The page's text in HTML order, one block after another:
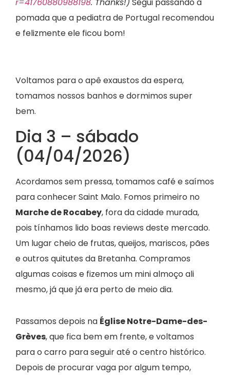
r=41760880988198. Thanks!) Segui passando a
pomada que a pediatra de Portugal recomendou
e felizmente ele ficou bom!
Voltamos para o apê exaustos da espera,
tomamos nossos banhos e dormimos super
bem.
Dia 3 – sábado
(04/04/2026)
Acordamos sem pressa, tomamos café e saímos
para conhecer Saint Malo. Fomos primeiro no
Marche de Rocabey, fora da cidade murada,
pois tínhamos lido boas reviews deste mercado.
Um lugar cheio de frutas, queijos, mariscos, pães
e outros quitutes da Bretanha. Compramos
algumas coisas e fizemos um mini almoço ali
mesmo, já que já era perto de meio dia.
Passamos depois na Église Notre-Dame-des-
Grèves, que fica bem em frente, e voltamos
para o carro para seguir até o centro histórico.
Depois de procurar vaga por algum tempo,